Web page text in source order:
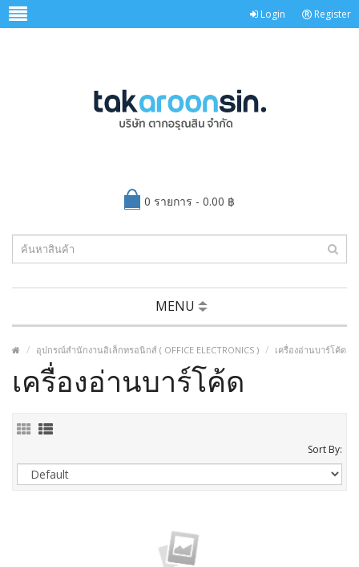
Login Register
0 รายการ - 0.00 ฿
MENU
อุปกรณ์สำนักงานอิเล็กทรอนิกส์ ( OFFICE ELECTRONICS ) เครื่องอ่านบาร์โค้ด
เครื่องอ่านบาร์โค้ด
Sort By: